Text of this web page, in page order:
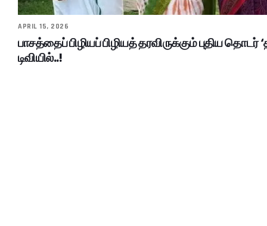
APRIL 15, 2026
பாசத்தைப் பிழியப் பிழியத் தரவிருக்கும் புதிய
டிவியில்..!